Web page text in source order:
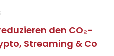
den CO₂-
Streaming & Co